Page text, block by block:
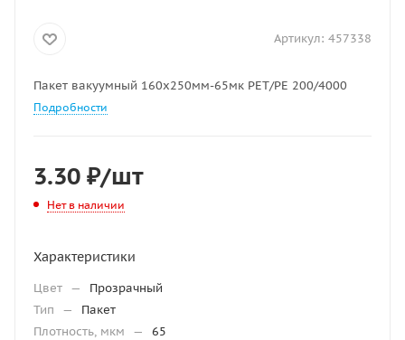
Артикул: 457338
Пакет вакуумный 160х250мм-65мк РЕТ/РЕ 200/4000
Подробности
3.30 ₽/шт
Нет в наличии
Характеристики
Цвет —
Прозрачный
Тип
—
Пакет
Плотность, мкм
— 65